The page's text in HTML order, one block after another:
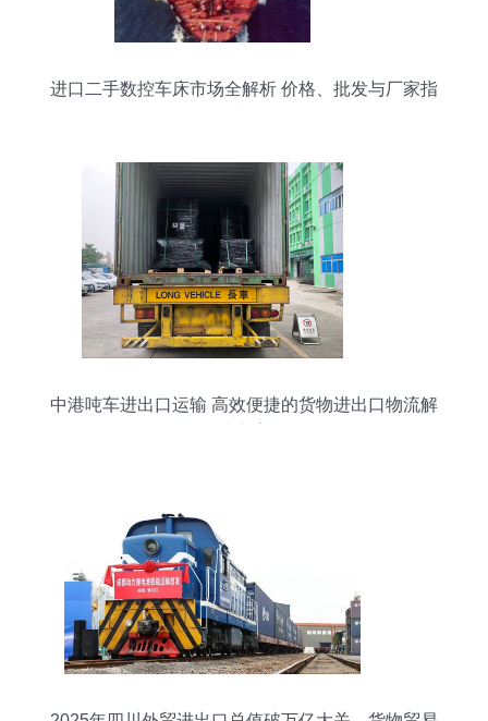
进口二手数控车床市场全解析 价格、批发与厂家指
中港吨车进出口运输 高效便捷的货物进出口物流解